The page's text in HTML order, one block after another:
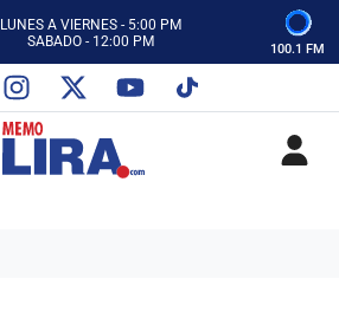
LUNES A VIERNES - 5:00 PM
SABADO - 12:00 PM
CON MEMO LIRA Y SU EQUIPO
LUNES A VIERNES - 5:00 PM
SABADO - 12:00 PM
100.1 FM